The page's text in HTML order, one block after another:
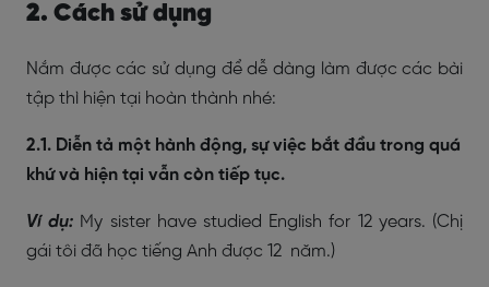
2. Cách sử dụng
Nắm được các sử dụng để dễ dàng làm được các bài
tập thì hiện tại hoàn thành nhé:
2.1. Diễn tả một hành động, sự việc bắt đầu trong quá
khứ và hiện tại vẫn còn tiếp tục.
Ví dụ: My sister have studied English for 12 years. (Chị
gái tôi đã học tiếng Anh được 12 năm.)